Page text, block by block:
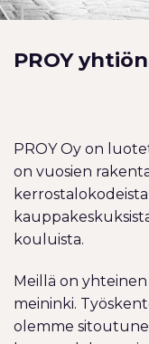
PROY
PROY Oy on
on vuosien
kouluista.
Meillä on
meininki.
olemme